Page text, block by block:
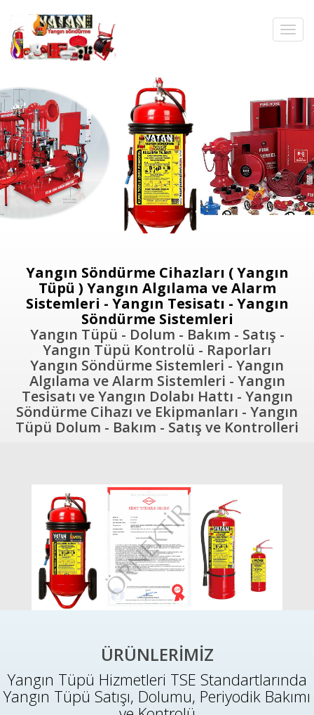
Yangın Söndürme Cihazları ( Yangın
Tüpü ) Yangın Algılama ve Alarm
Sistemleri - Yangın Tesisatı - Yangın
Söndürme Sistemleri
Yangın Tüpü - Dolum - Bakım - Satış -
Yangın Tüpü Kontrolü - Raporları
Yangın Söndürme Sistemleri - Yangın
Algılama ve Alarm Sistemleri - Yangın
Tesisatı ve Yangın Dolabı Hattı - Yangın
Söndürme Cihazı ve Ekipmanları - Yangın
Tüpü Dolum - Bakım - Satış ve Kontrolleri
ÜRÜNLERİMİZ
Yangın Tüpü Hizmetleri TSE Standartlarında
Yangın Tüpü Satışı, Dolumu, Periyodik Bakımı